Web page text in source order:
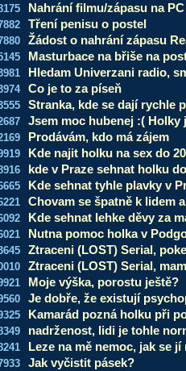
Nahrání filmu/zápasu na
Tření penisu o postel
Žádost o nahrání zápasu
Masturbace na břiše na
Hledam Univerzani radio,
Co je to za píseň
Stranka, kde se dají rychle
Jsem moc hubenej :( Holky
Prodávám, kdo má zájem
Kde najit holku na sex do
kde v Praze sehnat holku
Kde sehnat tyhle plavky v
Chovam se špatně k lidem
Kde sehnat lehke děvy za
Nutna pomoc holka v
Ztraceni (LOST) Serial,
Ztraceni (LOST) Serial,
Moje výška, porostu ještě?
Je dobře, že existují
Kamarád pozná holku při
nadrženost, lidi je tohle
Leze na mě nemoc, jak se
Jak vyčistit pásek?